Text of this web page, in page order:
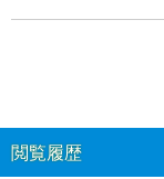
閲覧履歴